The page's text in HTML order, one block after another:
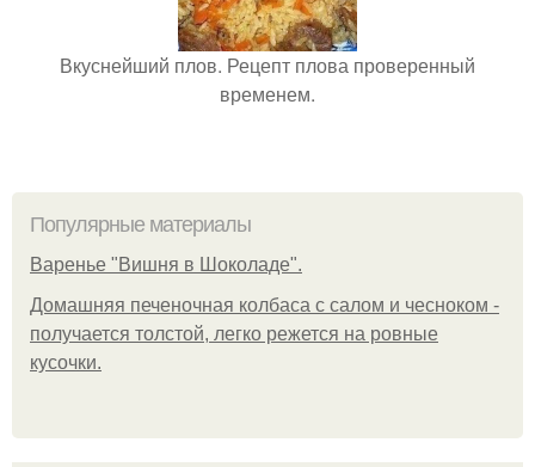
Вкуснейший плов. Рецепт плова проверенный
временем.
Популярные материалы
Варенье "Вишня в Шоколаде".
Домашняя печеночная колбаса с салом и чесноком -
получается толстой, легко режется на ровные
кусочки.